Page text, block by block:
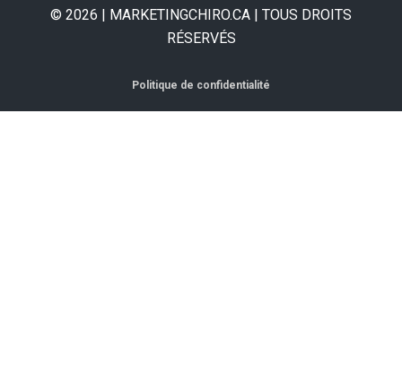
© 2026 | MARKETINGCHIRO.CA | TOUS DROITS
RÉSERVÉS
Politique de confidentialité